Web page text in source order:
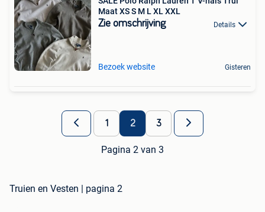
Maat XS S M L XL XXL
Zie omschrijving Details
Bezoek website Gisteren
1 2 3
Pagina 2 van 3
Truien en Vesten | pagina 2